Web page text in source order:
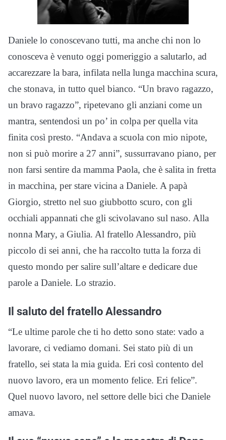
Daniele lo conoscevano tutti, ma anche chi non lo
conosceva è venuto oggi pomeriggio a salutarlo, ad
accarezzare la bara, infilata nella lunga macchina scura,
che stonava, in tutto quel bianco. “Un bravo ragazzo,
un bravo ragazzo”, ripetevano gli anziani come un
mantra, sentendosi un po’ in colpa per quella vita
finita così presto. “Andava a scuola con mio nipote,
non si può morire a 27 anni”, sussurravano piano, per
non farsi sentire da mamma Paola, che è salita in fretta
in macchina, per stare vicina a Daniele. A papà
Giorgio, stretto nel suo giubbotto scuro, con gli
occhiali appannati che gli scivolavano sul naso. Alla
nonna Mary, a Giulia. Al fratello Alessandro, più
piccolo di sei anni, che ha raccolto tutta la forza di
questo mondo per salire sull’altare e dedicare due
parole a Daniele. Lo strazio.
Il saluto del fratello Alessandro
“Le ultime parole che ti ho detto sono state: vado a
lavorare, ci vediamo domani. Sei stato più di un
fratello, sei stata la mia guida. Eri così contento del
nuovo lavoro, era un momento felice. Eri felice”.
Quel nuovo lavoro, nel settore delle bici che Daniele
amava.